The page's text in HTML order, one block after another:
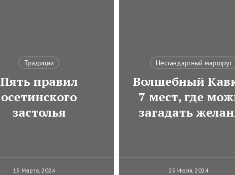
Традиции
Пять правил
осетинского
застолья
15 Марта, 2024
Нестандартный маршрут
Волшебный
7 мест, где
загадать
25 Июля, 2024